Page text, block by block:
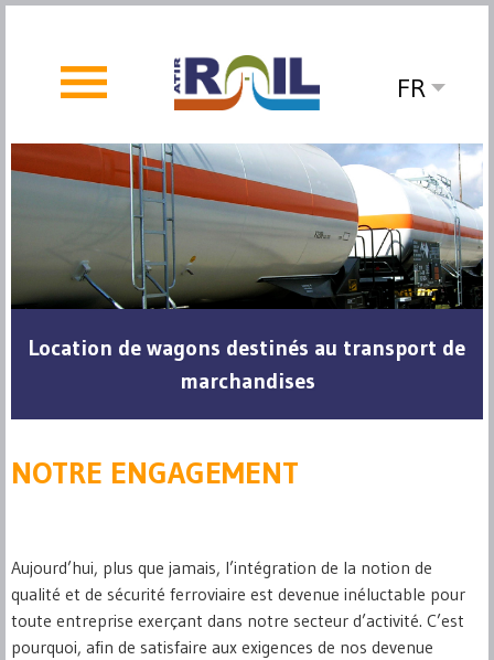
FR
Location de wagons destinés au transport de
marchandises
NOTRE ENGAGEMENT
Aujourd’hui, plus que jamais, l’intégration de la notion de
qualité et de sécurité ferroviaire est devenue inéluctable pour
toute entreprise exerçant dans notre secteur d’activité. C’est
pourquoi, afin de satisfaire aux exigences de nos devenue